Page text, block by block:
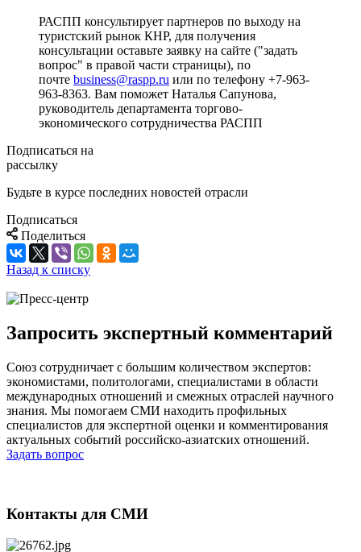
РАСПП консультирует партнеров по выходу на
туристский рынок КНР, для получения
консультации оставьте заявку на сайте ("задать
вопрос" в правой части страницы), по
почте business@raspp.ru или по телефону +7-963-
963-8363. Вам поможет Наталья Сапунова,
руководитель департамента торгово-
экономического сотрудничества РАСПП
Подписаться на
рассылку
Будьте в курсе последних новостей отрасли
Подписаться
Поделиться
Назад к списку
Запросить экспертный комментарий
Союз сотрудничает с большим количеством экспертов:
экономистами, политологами, специалистами в области
международных отношений и смежных отраслей научного
знания. Мы помогаем СМИ находить профильных
специалистов для экспертной оценки и комментирования
актуальных событий российско-азиатских отношений.
Задать вопрос
Контакты для СМИ